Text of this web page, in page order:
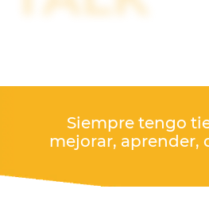
Siempre tengo
mejorar, aprender,